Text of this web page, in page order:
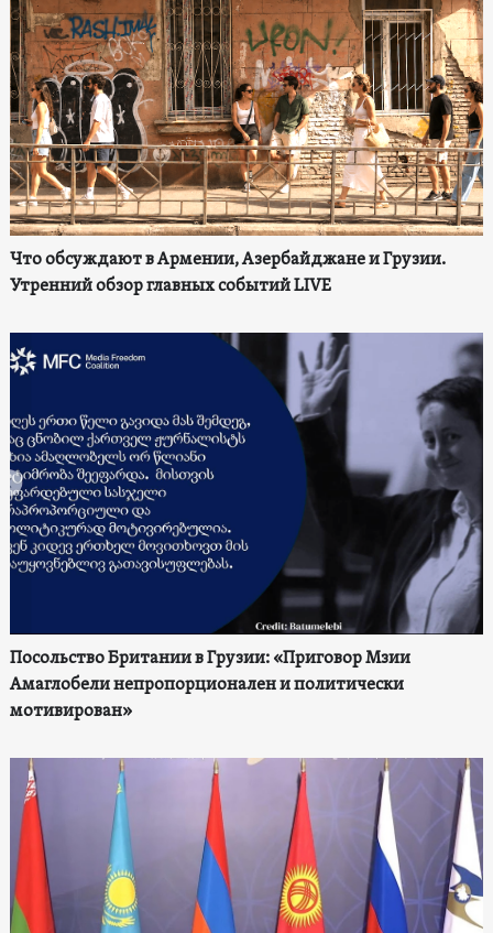
Что обсуждают в Армении, Азербайджане и Грузии.
Утренний обзор главных событий LIVE
Посольство Британии в Грузии: «Приговор Мзии
Амаглобели непропорционален и политически
мотивирован»